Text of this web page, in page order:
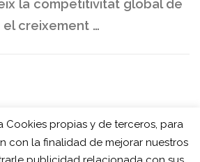
la competitivitat global de
el creixement …
Cookies propias y de terceros, para
con la finalidad de mejorar nuestros